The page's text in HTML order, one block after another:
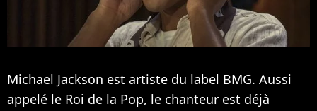
Michael Jackson est artiste du label BMG. Aussi
appelé le Roi de la Pop, le chanteur est déjà